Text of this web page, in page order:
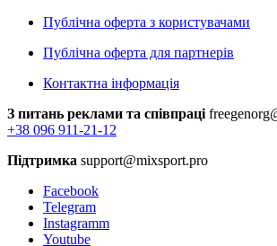
Публічна оферта з користувачами
Публічна оферта для партнерів
Контактна інформація
З питань реклами та співпраці
+38 096 911-21-12
Підтримка support@mixsport.pro
Facebook
Telegram
Instagramm
Youtube